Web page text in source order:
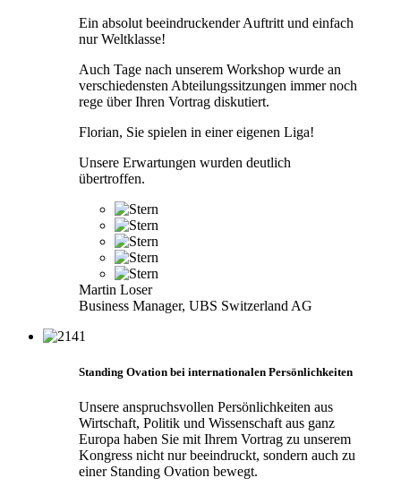
Ein absolut beeindruckender Auftritt und einfach
nur Weltklasse!
Auch Tage nach unserem Workshop wurde an
verschiedensten Abteilungssitzungen immer noch
rege über Ihren Vortrag diskutiert.
Florian, Sie spielen in einer eigenen Liga!
Unsere Erwartungen wurden deutlich
übertroffen.
Martin Loser
Business Manager, UBS Switzerland AG
Standing Ovation bei internationalen Persönlichkeiten
Unsere anspruchsvollen Persönlichkeiten aus
Wirtschaft, Politik und Wissenschaft aus ganz
Europa haben Sie mit Ihrem Vortrag zu unserem
Kongress nicht nur beeindruckt, sondern auch zu
einer Standing Ovation bewegt.